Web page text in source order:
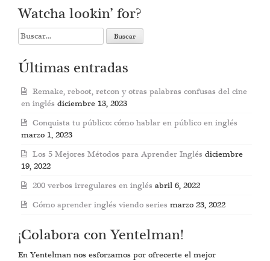
Watcha lookin’ for?
Search
for:
Últimas entradas
Remake, reboot, retcon y otras palabras confusas del cine
en inglés diciembre 13, 2023
Conquista tu público: cómo hablar en público en inglés
marzo 1, 2023
Los 5 Mejores Métodos para Aprender Inglés diciembre
19, 2022
200 verbos irregulares en inglés abril 6, 2022
Cómo aprender inglés viendo series marzo 23, 2022
¡Colabora con Yentelman!
En Yentelman nos esforzamos por ofrecerte el mejor